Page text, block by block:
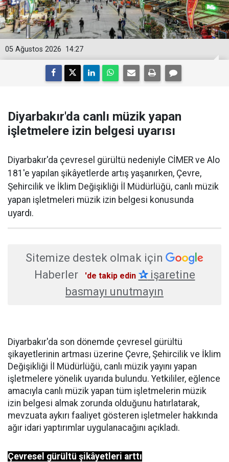
14:27
05 Ağustos 2026
Diyarbakır'da canlı müzik yapan
işletmelere izin belgesi uyarısı
Diyarbakır'da çevresel gürültü nedeniyle CİMER ve Alo
181'e yapılan şikâyetlerde artış yaşanırken, Çevre,
Şehircilik ve İklim Değişikliği İl Müdürlüğü, canlı müzik
yapan işletmeleri müzik izin belgesi konusunda
uyardı.
Sitemize destek olmak için
Haberler
'de takip edin ✰işaretine
basmayı unutmayın
Diyarbakır'da son dönemde çevresel gürültü
şikayetlerinin artması üzerine Çevre, Şehircilik ve İklim
Değişikliği İl Müdürlüğü, canlı müzik yayını yapan
işletmelere yönelik uyarıda bulundu. Yetkililer, eğlence
amacıyla canlı müzik yapan tüm işletmelerin müzik
izin belgesi almak zorunda olduğunu hatırlatarak,
mevzuata aykırı faaliyet gösteren işletmeler hakkında
ağır idari yaptırımlar uygulanacağını açıkladı.
Çevresel gürültü şikâyetleri arttı